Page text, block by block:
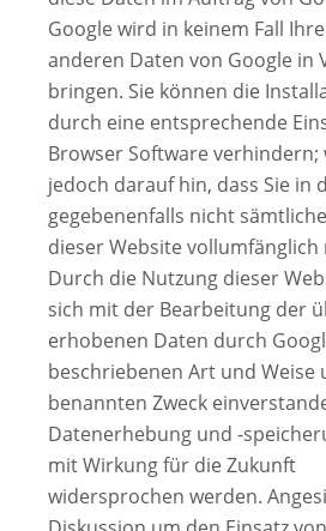
Google wird in keinem Fall
anderen Daten von Google in
bringen. Sie können die
durch eine entsprechende
Browser Software verhindern;
jedoch darauf hin, dass Sie in
gegebenenfalls nicht
dieser Website vollumfänglich
Durch die Nutzung dieser
sich mit der Bearbeitung der
erhobenen Daten durch
beschriebenen Art und Weise
benannten Zweck
Datenerhebung und -
mit Wirkung für die Zukunft
widersprochen werden.